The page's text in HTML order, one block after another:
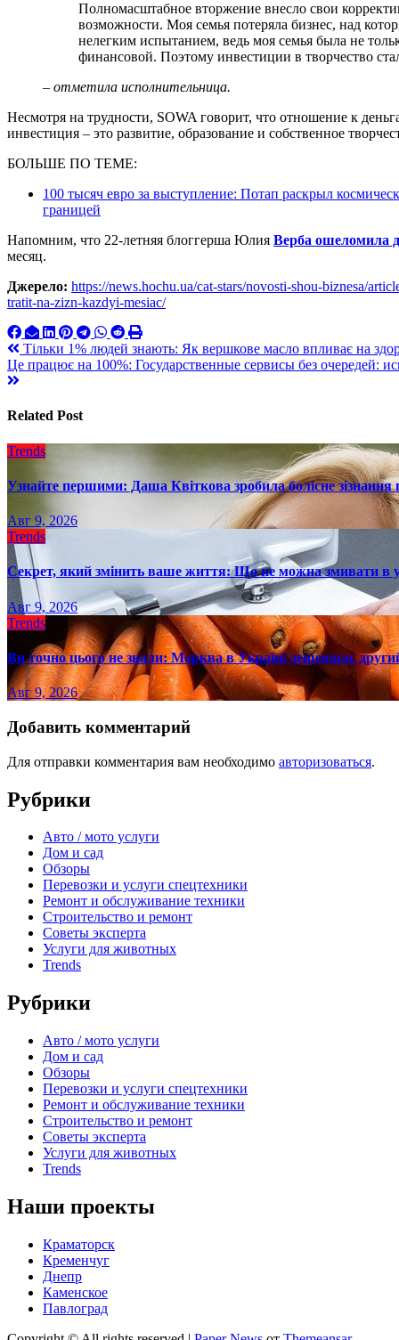
Полномасштабное вторжение внесло свои коррективы повсюду, включая финансовые
возможности. Моя семья потеряла бизнес, над
нелегким испытанием, ведь моя семья была не
финансовой. Поэтому инвестиции в творчество
– отметила исполнительница.
Несмотря на трудности, SOWA говорит, что отношение к
инвестиция – это развитие, образование и собственное
БОЛЬШЕ ПО ТЕМЕ:
100 тысяч евро за выступление: Потап раскрыл
границей
Напомним, что 22-летняя блоггерша Юлия Верба ошеломила
месяц.
Джерело: https://news.hochu.ua/cat-stars/novosti-shou-biznesa/
tratit-na-zizn-kazdyi-mesiac/
Навигация
по
Тільки 1% людей знають: Як вершкове масло впливає на
Це працює на 100%: Государственные сервисы без очередей:
Related Post
Trends
Узнайте першими: Даша Квіткова зробила болісне
Авг 9, 2026
Trends
Секрет, який змінить ваше життя: Що не можна змивати в
Авг 9, 2026
Trends
Ви точно цього не знали: Морква в Україні дешевшає
Авг 9, 2026
Добавить комментарий
Для отправки комментария вам необходимо авторизоваться.
Рубрики
Авто / мото услуги
Дом и сад
Обзоры
Перевозки и услуги спецтехники
Ремонт и обслуживание техники
Строительство и ремонт
Советы эксперта
Услуги для животных
Trends
Рубрики
Авто / мото услуги
Дом и сад
Обзоры
Перевозки и услуги спецтехники
Ремонт и обслуживание техники
Строительство и ремонт
Советы эксперта
Услуги для животных
Trends
Наши проекты
Краматорск
Кременчуг
Днепр
Каменское
Павлоград